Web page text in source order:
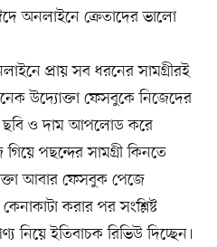
অনলাইনে ক্রেতাদের ভালো
প্রায় সব ধরনের সামগ্রীরই
উদ্যোক্তা ফেসবুকে নিজেদের
ছবি ও দাম আপলোড করে
পছন্দের সামগ্রী কিনতে
আবার ফেসবুক পেজে
করার পর সংশ্লিষ্ট
ইতিবাচক রিভিউ দিচ্ছেন।